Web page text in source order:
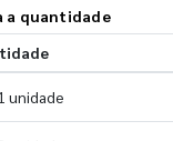
a quantidade
1 unidade
unidade